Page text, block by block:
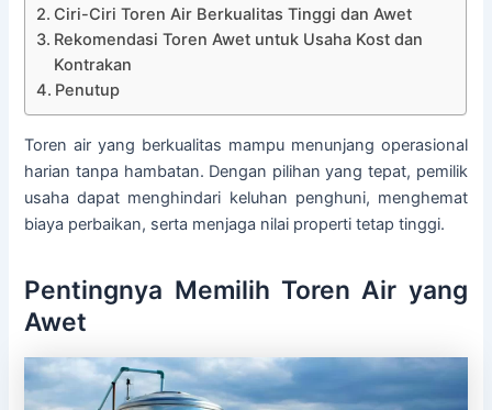
Ciri-Ciri Toren Air Berkualitas Tinggi dan Awet
Rekomendasi Toren Awet untuk Usaha Kost dan
Kontrakan
Penutup
Toren air yang berkualitas mampu menunjang operasional
harian tanpa hambatan. Dengan pilihan yang tepat, pemilik
usaha dapat menghindari keluhan penghuni, menghemat
biaya perbaikan, serta menjaga nilai properti tetap tinggi.
Pentingnya Memilih Toren Air yang
Awet